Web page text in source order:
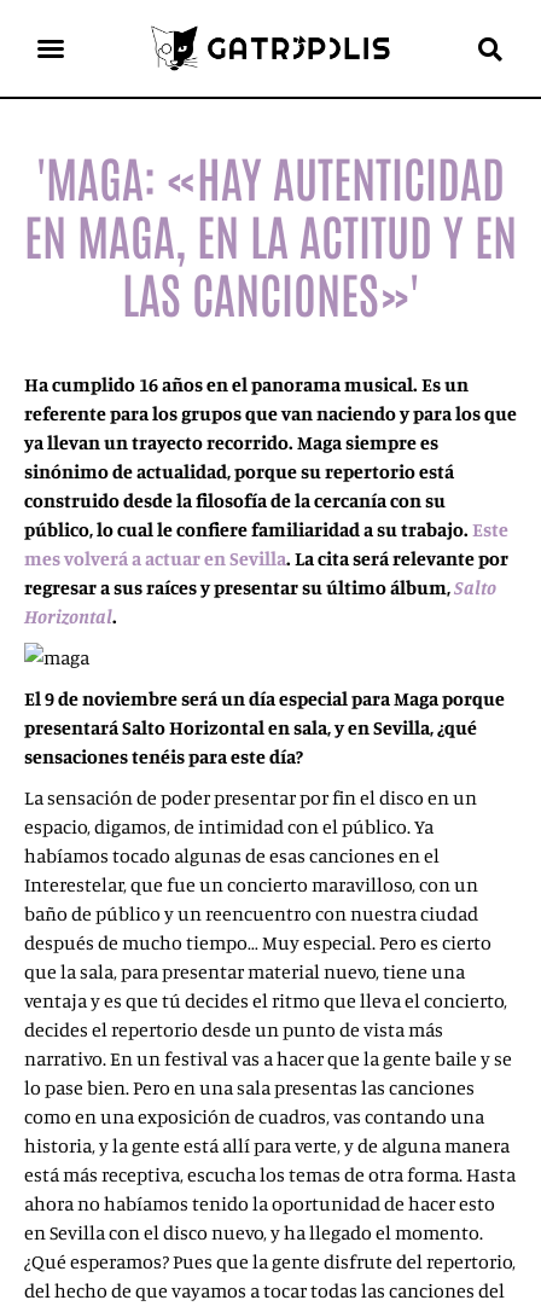
'MAGA: «HAY AUTENTICIDAD
EN MAGA, EN LA ACTITUD Y EN
LAS CANCIONES»'
Ha cumplido 16 años en el panorama musical. Es un
referente para los grupos que van naciendo y para los que
ya llevan un trayecto recorrido. Maga siempre es
sinónimo de actualidad, porque su repertorio está
construido desde la filosofía de la cercanía con su
público, lo cual le confiere familiaridad a su trabajo. Este
mes volverá a actuar en Sevilla. La cita será relevante por
regresar a sus raíces y presentar su último álbum,Salto
Horizontal.
El 9 de noviembre será un día especial para Maga porque
presentará Salto Horizontal en sala, y en Sevilla, ¿qué
sensaciones tenéis para este día?
La sensación de poder presentar por fin el disco en un
espacio, digamos, de intimidad con el público. Ya
habíamos tocado algunas de esas canciones en el
Interestelar, que fue un concierto maravilloso, con un
baño de público y un reencuentro con nuestra ciudad
después de mucho tiempo… Muy especial. Pero es cierto
que la sala, para presentar material nuevo, tiene una
ventaja y es que tú decides el ritmo que lleva el concierto,
decides el repertorio desde un punto de vista más
narrativo. En un festival vas a hacer que la gente baile y se
lo pase bien. Pero en una sala presentas las canciones
como en una exposición de cuadros, vas contando una
historia, y la gente está allí para verte, y de alguna manera
está más receptiva, escucha los temas de otra forma. Hasta
ahora no habíamos tenido la oportunidad de hacer esto
en Sevilla con el disco nuevo, y ha llegado el momento.
¿Qué esperamos? Pues que la gente disfrute del repertorio,
del hecho de que vayamos a tocar todas las canciones del